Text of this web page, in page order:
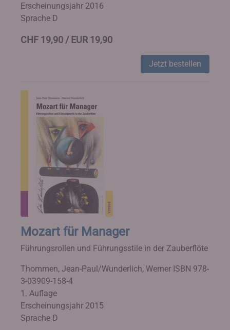
Erscheinungsjahr 2016
Sprache D
CHF 19,90 / EUR 19,90
Jetzt bestellen
Mozart für Manager
Führungsrollen und Führungsstile in der Zauberflöte
Thommen, Jean-Paul/Wunderlich, Werner ISBN 978-
3-03909-158-4
1. Auflage
Erscheinungsjahr 2015
Sprache D